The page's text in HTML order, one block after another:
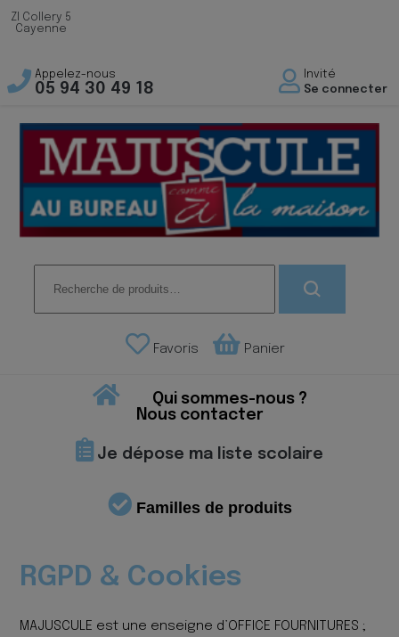
ZI Collery 5
Cayenne
Appelez-nous
05 94 30 49 18
Invité
Se connecter
pour :
Favoris Panier
Qui sommes-nous ?
Nous contacter
Je dépose ma liste scolaire
Familles de produits
RGPD & Cookies
MAJUSCULE est une enseigne d’OFFICE FOURNITURES ;